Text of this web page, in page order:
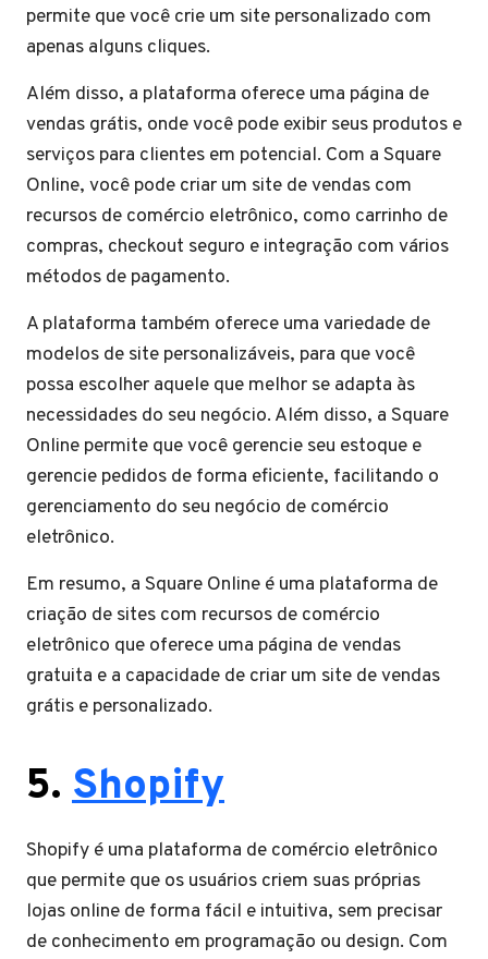
permite que você crie um site personalizado com
apenas alguns cliques.
Além disso, a plataforma oferece uma página de
vendas grátis, onde você pode exibir seus produtos e
serviços para clientes em potencial. Com a Square
Online, você pode criar um site de vendas com
recursos de comércio eletrônico, como carrinho de
compras, checkout seguro e integração com vários
métodos de pagamento.
A plataforma também oferece uma variedade de
modelos de site personalizáveis, para que você
possa escolher aquele que melhor se adapta às
necessidades do seu negócio. Além disso, a Square
Online permite que você gerencie seu estoque e
gerencie pedidos de forma eficiente, facilitando o
gerenciamento do seu negócio de comércio
eletrônico.
Em resumo, a Square Online é uma plataforma de
criação de sites com recursos de comércio
eletrônico que oferece uma página de vendas
gratuita e a capacidade de criar um site de vendas
grátis e personalizado.
5. Shopify
Shopify é uma plataforma de comércio eletrônico
que permite que os usuários criem suas próprias
lojas online de forma fácil e intuitiva, sem precisar
de conhecimento em programação ou design. Com